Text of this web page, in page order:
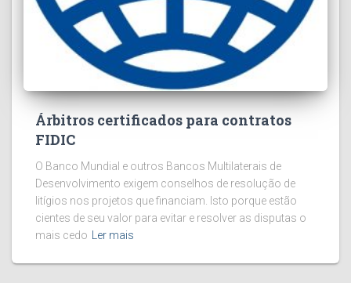
Árbitros certificados para contratos
FIDIC
O Banco Mundial e outros Bancos Multilaterais de
Desenvolvimento exigem conselhos de resolução de
litígios nos projetos que financiam. Isto porque estão
cientes de seu valor para evitar e resolver as disputas o
mais cedo Ler mais